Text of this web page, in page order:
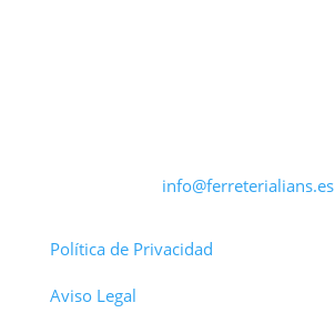
info@ferreterialians.es
Política de Privacidad
Aviso Legal